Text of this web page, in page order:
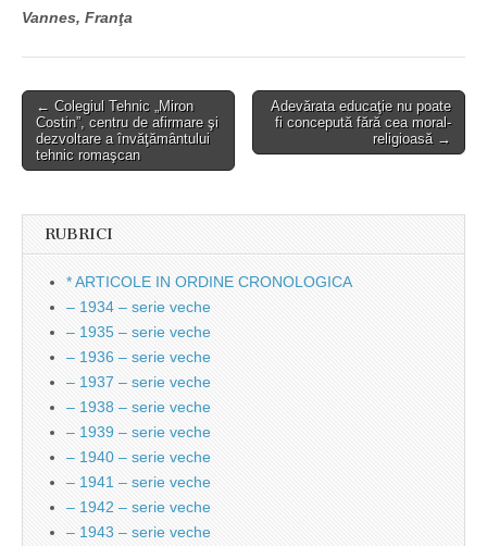
Vannes, Franţa
Post
navigation
← Colegiul Tehnic „Miron
Costin”, centru de afirmare şi
dezvoltare a învăţământului
tehnic romaşcan
Adevărata educaţie nu poate
fi concepută fără cea moral-
religioasă →
RUBRICI
* ARTICOLE IN ORDINE CRONOLOGICA
– 1934 – serie veche
– 1935 – serie veche
– 1936 – serie veche
– 1937 – serie veche
– 1938 – serie veche
– 1939 – serie veche
– 1940 – serie veche
– 1941 – serie veche
– 1942 – serie veche
– 1943 – serie veche